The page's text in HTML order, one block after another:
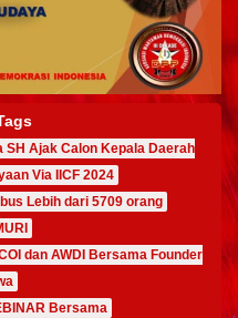
SH Ajak Calon Kepala Daerah
Via IICF 2024
Lebih dari 5709 orang
dan AWDI Bersama Founder
Bersama